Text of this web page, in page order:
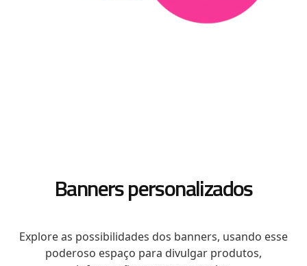
Banners personalizados
Explore as possibilidades dos banners, usando esse
poderoso espaço para divulgar produtos,